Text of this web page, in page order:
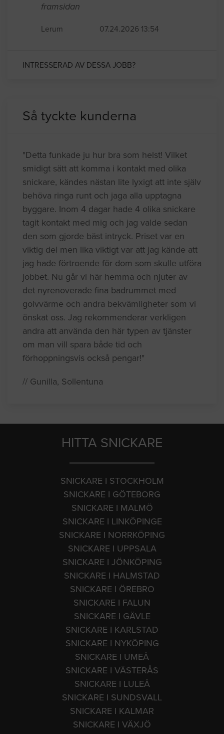
framsidan
Lerum 07.24.2026 13:54
INTRESSERAD AV DESSA JOBB?
Så tyckte kunderna
"Detta funkade ju hur bra som helst! Vilket
smidigt sätt att komma i kontakt med olika
snickare, kändes nästan lite lyxigt att inte själv
behöva ringa runt och jaga alla upptagna
byggare. Inom 4 dagar hade 4 olika snickare
tagit kontakt med mig och jag valde sedan
den som gjorde bäst intryck. Priset var en
viktig del men lika viktigt var att jag kände att
jag hade förtroende för dom som skulle utföra
jobbet. Nu går vi här hemma och njuter av
det nyrenoverade fina badrummet med
golvvärme och andra bekvämligheter som vi
önskat oss. Jag rekommenderar verkligen
andra att använda den här typen av tjänster
om man vill spara både tid och
förhoppningsvis också pengar!"
// Gunilla, Sollentuna
HITTA SNICKARE
SNICKARE I STOCKHOLM
SNICKARE I GÖTEBORG
SNICKARE I MALMÖ
SNICKARE I LINKÖPINGE
SNICKARE I NORRKÖPING
SNICKARE I UPPSALA
SNICKARE I JÖNKÖPING
SNICKARE I HALMSTAD
SNICKARE I ÖREBRO
SNICKARE I FALUN
SNICKARE I GÄVLE
SNICKARE I KARLSTAD
SNICKARE I NYKÖPING
SNICKARE I UMEÅ
SNICKARE I VÄSTERÅS
SNICKARE I LULEÅ
SNICKARE I SUNDSVALL
SNICKARE I KALMAR
SNICKARE I VÄXJÖ